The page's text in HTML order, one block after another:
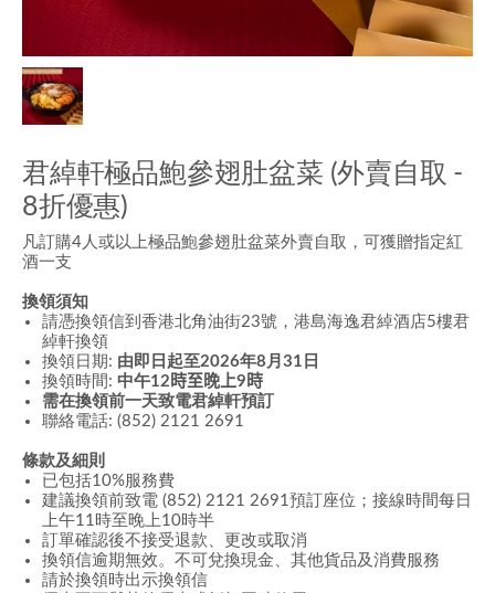
君綽軒極品鮑參翅肚盆菜 (外賣自取 -
8折優惠)
凡訂購4人或以上極品鮑參翅肚盆菜外賣自取，可獲贈指定紅
酒一支
換領須知
請憑換領信到香港北角油街23號，港島海逸君綽酒店5樓君
綽軒換領
換領日期: 由即日起至2026年8月31日
換領時間: 中午12 時至晚上9 時
需在換領前一天致電君綽軒預訂
聯絡電話: (852) 2121 2691
條款及細則
已包括10%服務費
建議換領前致電 (852) 2121 2691預訂座位；接線時間每日
上午11時至晚上10時半
訂單確認後不接受退款、更改或取消
換領信逾期無效。不可兌換現金、其他貨品及消費服務
請於換領時出示換領信